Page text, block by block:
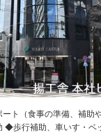
ト（食事の準備、補助
◆歩行補助、車いす・ベ